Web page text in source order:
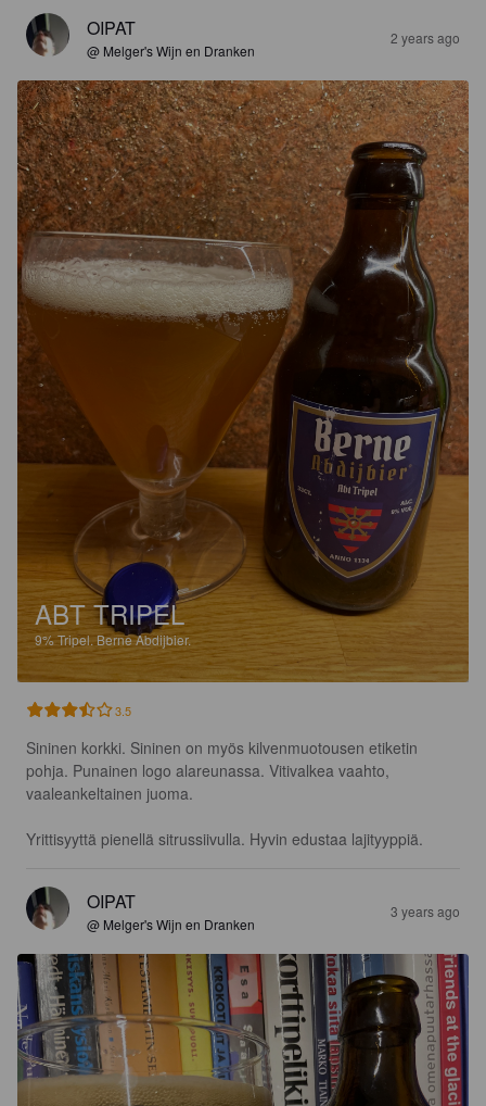
OIPAT
@ Melger's Wijn en Dranken
2 years ago
ABT TRIPEL
9%Tripel.Berne Abdijbier.
3.5
Sininen korkki. Sininen on myös kilvenmuotousen etiketin
pohja. Punainen logo alareunassa. Vitivalkea vaahto,
vaaleankeltainen juoma.
Yrittisyyttä pienellä sitrussiivulla. Hyvin edustaa lajityyppiä.
OIPAT
@ Melger's Wijn en Dranken
3 years ago